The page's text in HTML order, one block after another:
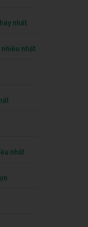
nhất
nhiều nhất
nhất